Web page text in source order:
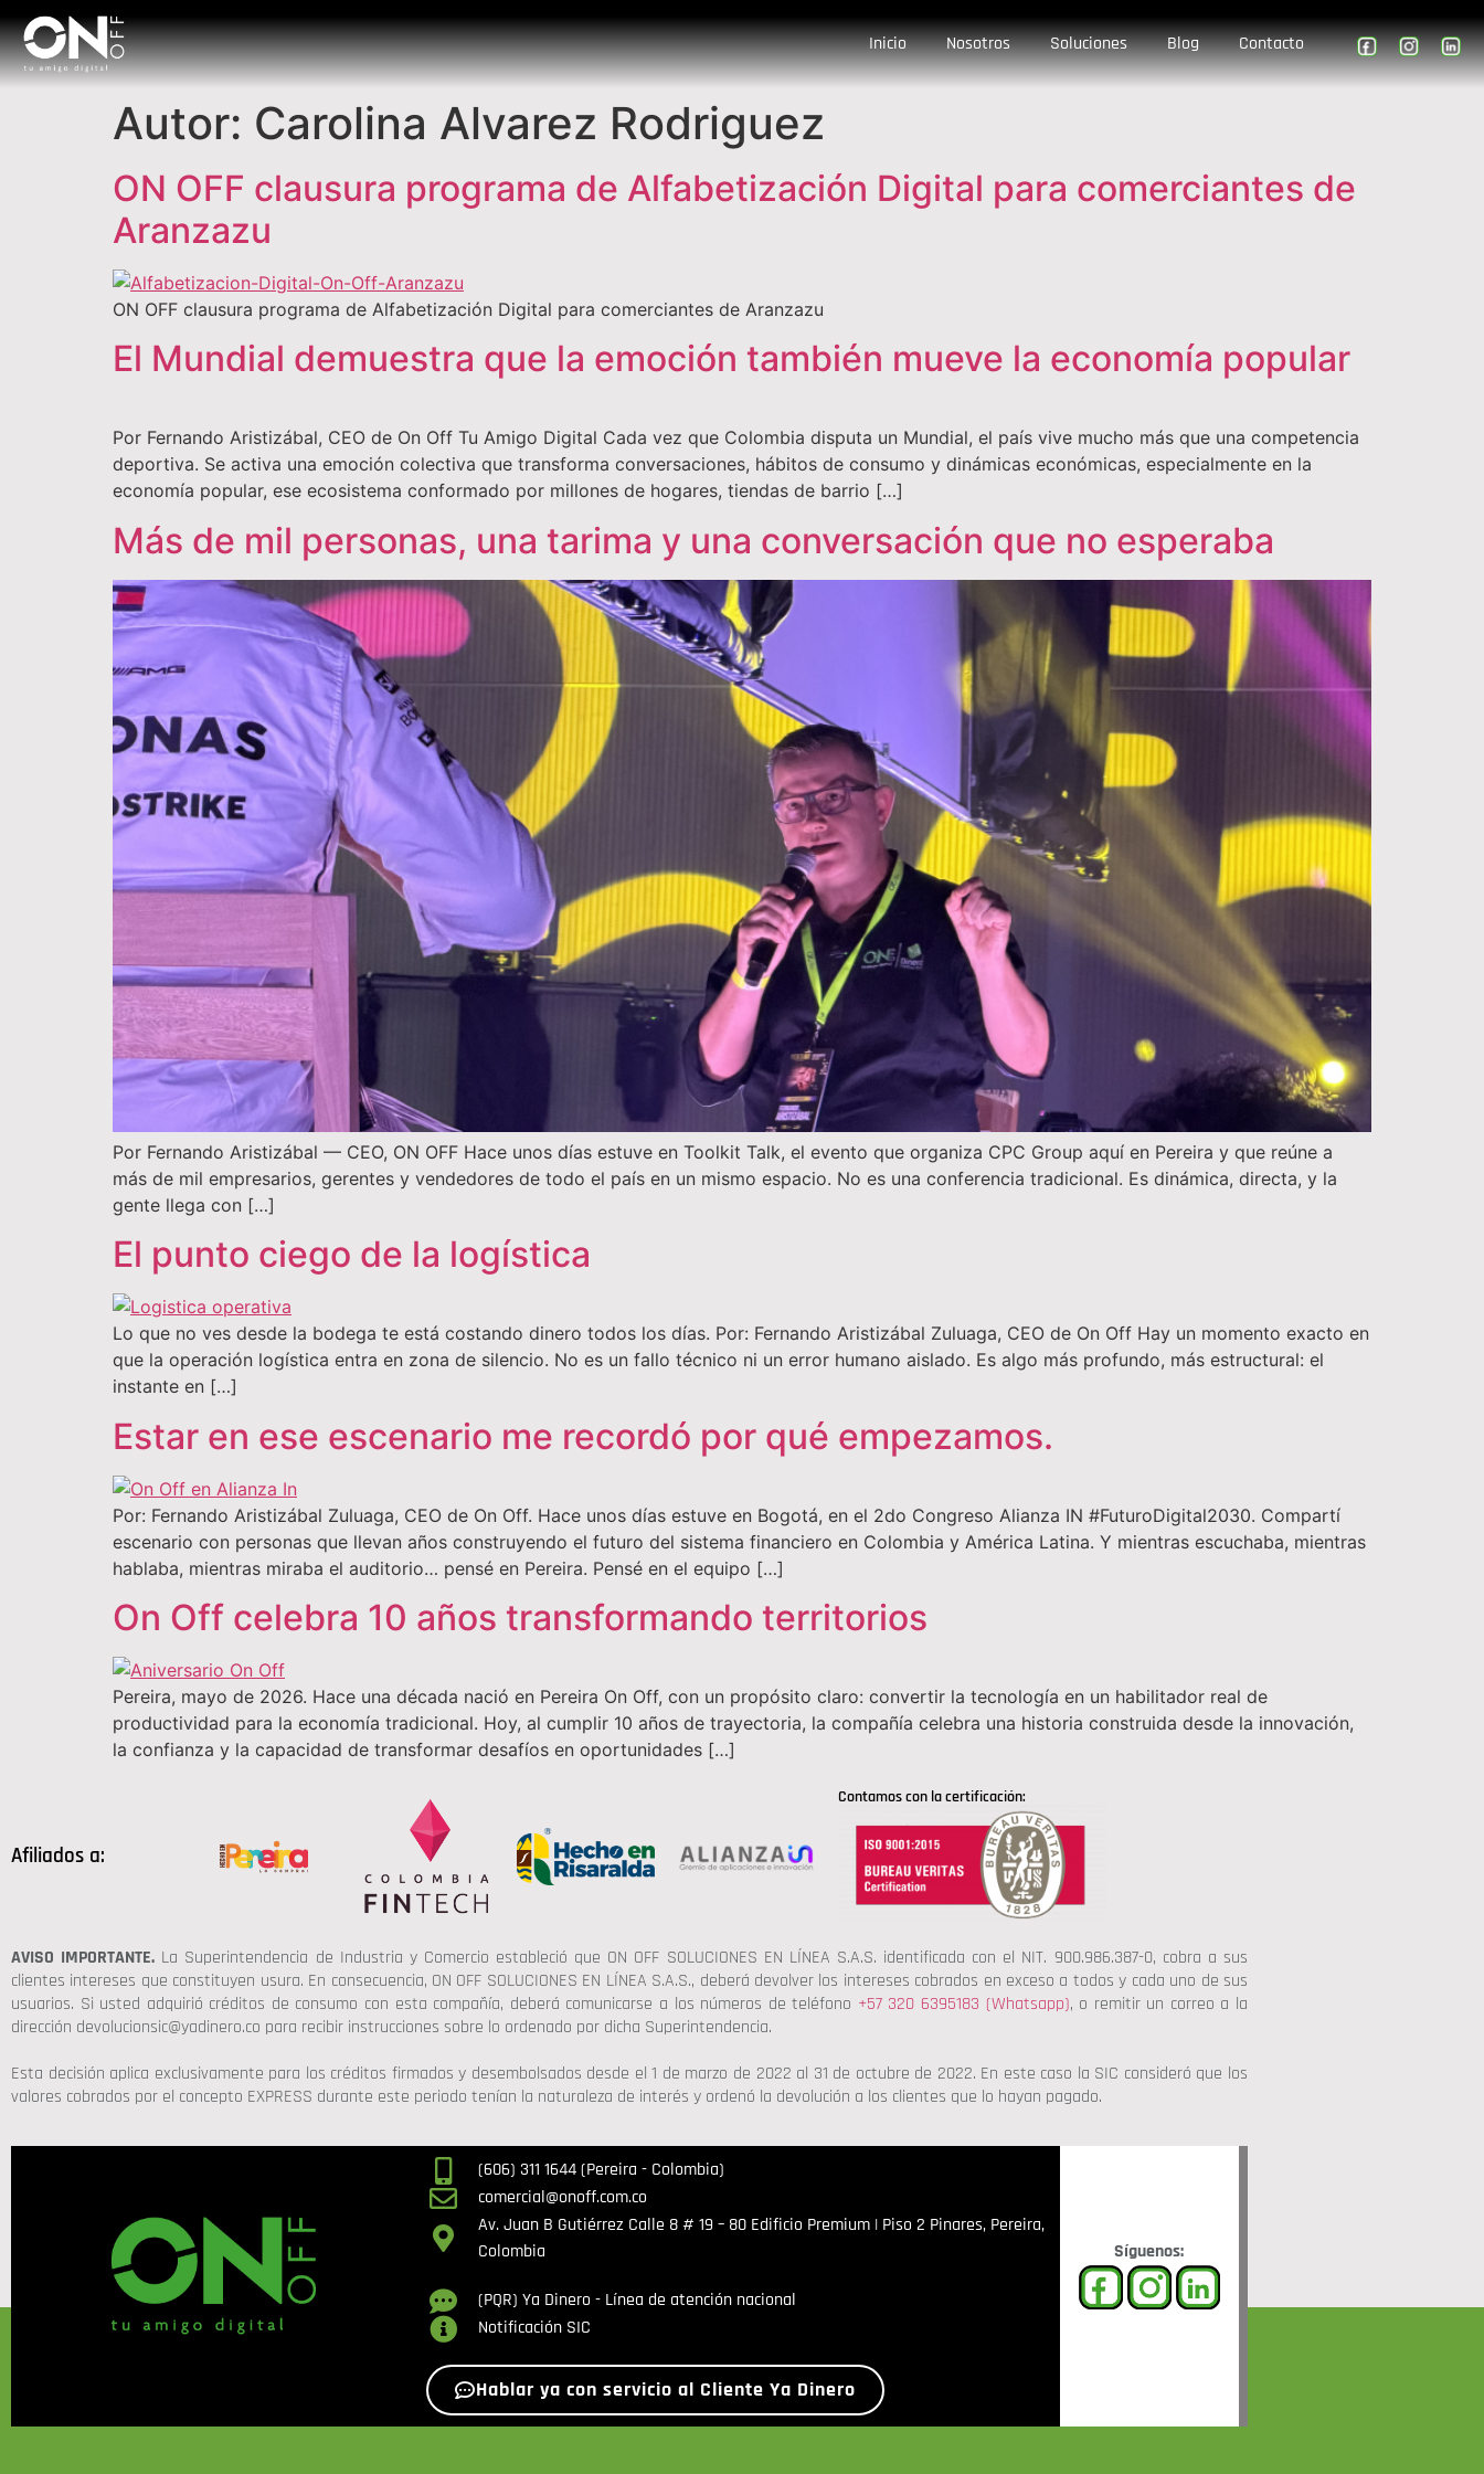
Inicio Nosotros Soluciones Blog Contacto
Autor: Carolina Alvarez Rodriguez
ON OFF clausura programa de Alfabetización Digital para comerciantes de
Aranzazu
ON OFF clausura programa de Alfabetización Digital para comerciantes de Aranzazu
El Mundial demuestra que la emoción también mueve la economía popular
Por Fernando Aristizábal, CEO de On Off Tu Amigo Digital Cada vez que Colombia disputa un Mundial, el país vive mucho más que una competencia
deportiva. Se activa una emoción colectiva que transforma conversaciones, hábitos de consumo y dinámicas económicas, especialmente en la
economía popular, ese ecosistema conformado por millones de hogares, tiendas de barrio […]
Más de mil personas, una tarima y una conversación que no esperaba
Por Fernando Aristizábal — CEO, ON OFF Hace unos días estuve en Toolkit Talk, el evento que organiza CPC Group aquí en Pereira y que reúne a
más de mil empresarios, gerentes y vendedores de todo el país en un mismo espacio. No es una conferencia tradicional. Es dinámica, directa, y la
gente llega con […]
El punto ciego de la logística
Lo que no ves desde la bodega te está costando dinero todos los días. Por: Fernando Aristizábal Zuluaga, CEO de On Off Hay un momento exacto en
que la operación logística entra en zona de silencio. No es un fallo técnico ni un error humano aislado. Es algo más profundo, más estructural: el
instante en […]
Estar en ese escenario me recordó por qué empezamos.
Por: Fernando Aristizábal Zuluaga, CEO de On Off. Hace unos días estuve en Bogotá, en el 2do Congreso Alianza IN #FuturoDigital2030. Compartí
escenario con personas que llevan años construyendo el futuro del sistema financiero en Colombia y América Latina. Y mientras escuchaba, mientras
hablaba, mientras miraba el auditorio… pensé en Pereira. Pensé en el equipo […]
On Off celebra 10 años transformando territorios
Pereira, mayo de 2026. Hace una década nació en Pereira On Off, con un propósito claro: convertir la tecnología en un habilitador real de
productividad para la economía tradicional. Hoy, al cumplir 10 años de trayectoria, la compañía celebra una historia construida desde la innovación,
la confianza y la capacidad de transformar desafíos en oportunidades […]
Afiliados a:
Contamos con la certificación:
AVISO IMPORTANTE. La Superintendencia de Industria y Comercio estableció que ON OFF SOLUCIONES EN LÍNEA S.A.S. identificada con el NIT. 900.986.387-0, cobra a sus
clientes intereses que constituyen usura. En consecuencia, ON OFF SOLUCIONES EN LÍNEA S.A.S., deberá devolver los intereses cobrados en exceso a todos y cada uno de sus
usuarios. Si usted adquirió créditos de consumo con esta compañía, deberá comunicarse a los números de teléfono +57 320 6395183 (Whatsapp), o remitir un correo a la
dirección devolucionsic@yadinero.co para recibir instrucciones sobre lo ordenado por dicha Superintendencia.
Esta decisión aplica exclusivamente para los créditos firmados y desembolsados desde el 1 de marzo de 2022 al 31 de octubre de 2022. En este caso la SIC consideró que los
valores cobrados por el concepto EXPRESS durante este periodo tenían la naturaleza de interés y ordenó la devolución a los clientes que lo hayan pagado.
(606) 311 1644 (Pereira - Colombia)
comercial@onoff.com.co
Av. Juan B Gutiérrez Calle 8 # 19 – 80 Edificio Premium | Piso 2 Pinares, Pereira,
Colombia
(PQR) Ya Dinero - Línea de atención nacional
Notificación SIC
Hablar ya con servicio al Cliente Ya Dinero
Síguenos: